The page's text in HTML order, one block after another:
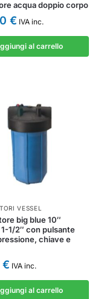
acqua doppio corpo
€ IVA inc.
al carrello
VESSEL
big blue 10″
1/2″ con pulsante
chiave e
€ IVA inc.
al carrello